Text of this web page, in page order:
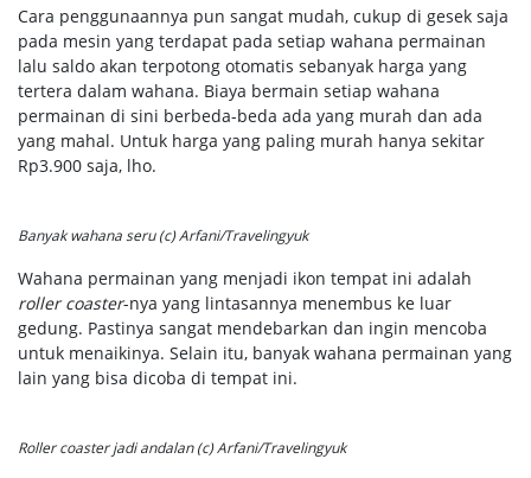
Cara penggunaannya pun sangat mudah, cukup di gesek saja
pada mesin yang terdapat pada setiap wahana permainan
lalu saldo akan terpotong otomatis sebanyak harga yang
tertera dalam wahana. Biaya bermain setiap wahana
permainan di sini berbeda-beda ada yang murah dan ada
yang mahal. Untuk harga yang paling murah hanya sekitar
Rp3.900 saja, lho.
Banyak wahana seru (c) Arfani/Travelingyuk
Wahana permainan yang menjadi ikon tempat ini adalah
roller coaster-nya yang lintasannya menembus ke luar
gedung. Pastinya sangat mendebarkan dan ingin mencoba
untuk menaikinya. Selain itu, banyak wahana permainan yang
lain yang bisa dicoba di tempat ini.
Roller coaster jadi andalan (c) Arfani/Travelingyuk